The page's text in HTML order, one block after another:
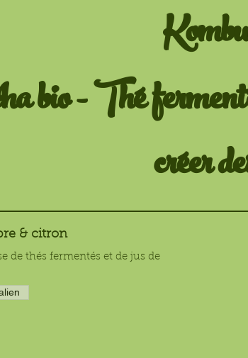
bio - Thé
créer
& citron
de thés fermentés et de jus de